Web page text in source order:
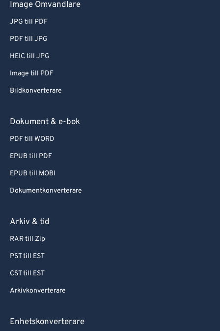
Image Omvandlare
JPG till PDF
PDF till JPG
HEIC till JPG
Image till PDF
Bildkonverterare
Dokument & e-bok
PDF till WORD
EPUB till PDF
EPUB till MOBI
Dokumentkonverterare
Arkiv & tid
RAR till Zip
PST till EST
CST till EST
Arkivkonverterare
Enhetskonverterare